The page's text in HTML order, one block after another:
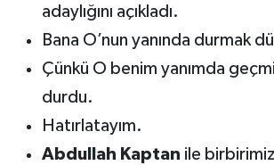
adaylığını açıkladı.
Bana O’nun yanında durmak
Çünkü O benim yanımda
durdu.
Hatırlatayım.
Abdullah Kaptan ile